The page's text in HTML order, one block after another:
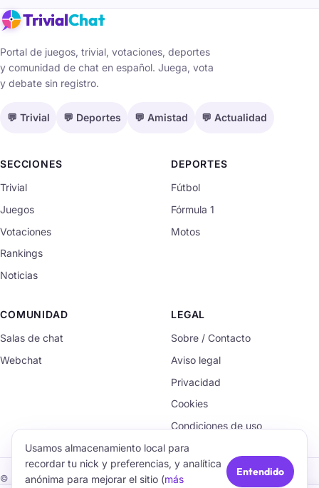
TrivialChat
Portal de juegos, trivial, votaciones, deportes
y comunidad de chat en español. Juega, vota
y debate sin registro.
💬 Trivial 💬 Deportes 💬 Amistad 💬 Actualidad
SECCIONES
Trivial
Juegos
Votaciones
Rankings
Noticias
DEPORTES
Fútbol
Fórmula 1
Motos
COMUNIDAD
Salas de chat
Webchat
LEGAL
Sobre / Contacto
Aviso legal
Privacidad
Cookies
Condiciones de uso
© 2026 TrivialChat.org · Hecho con cariño para la comunidad.
Usamos almacenamiento local para
recordar tu nick y preferencias, y analítica
anónima para mejorar el sitio (más
Entendido